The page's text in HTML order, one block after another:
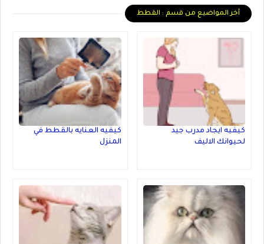
أخر المواضيع من قسم : القطط
كيفيه ايجاد مدرب جيد
لحيوانك الاليف
كيفيه العنايه بالقطط في
المنزل